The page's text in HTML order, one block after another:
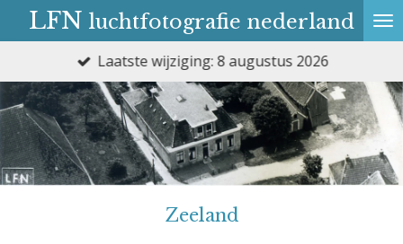
direct
hoofdinhoud
LFN luchtfotografie nederland
Laatste wijziging: 8 augustus 2026
Zeeland